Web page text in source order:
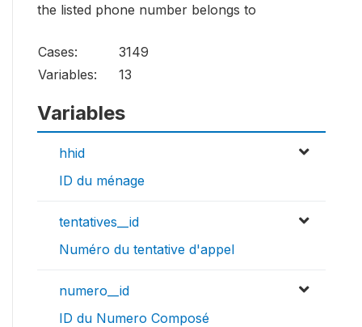
the listed phone number belongs to
Cases:
3149
Variables:
13
Variables
hhid
ID du ménage
tentatives__id
Numéro du tentative d'appel
numero__id
ID du Numero Composé